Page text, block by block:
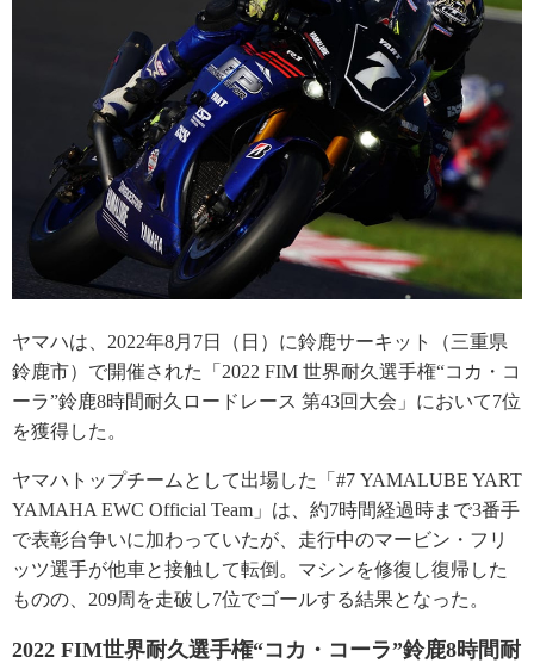
ヤマハは、2022年8月7日（日）に鈴鹿サーキット（三重県
鈴鹿市）で開催された「2022 FIM 世界耐久選手権“コカ・コ
ーラ”鈴鹿8時間耐久ロードレース 第43回大会」において7位
を獲得した。
ヤマハトップチームとして出場した「#7 YAMALUBE YART
YAMAHA EWC Official Team」は、約7時間経過時まで3番手
で表彰台争いに加わっていたが、走行中のマービン・フリ
ッツ選手が他車と接触して転倒。マシンを修復し復帰した
ものの、209周を走破し7位でゴールする結果となった。
2022 FIM世界耐久選手権“コカ・コーラ”鈴鹿8時間耐